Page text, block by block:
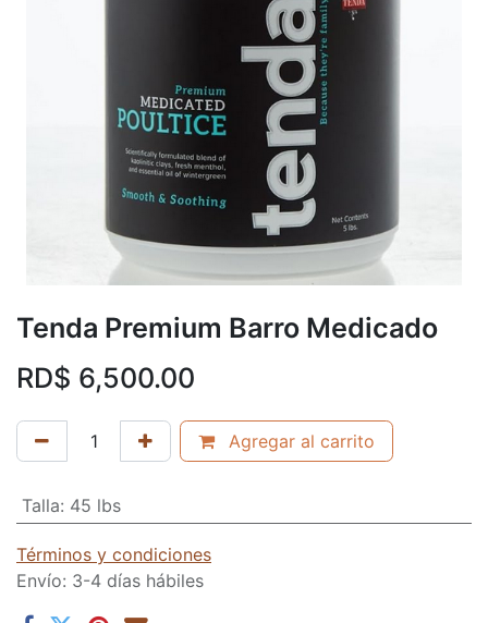
Tenda Premium Barro Medicado
RD$ 6,500.00
Agregar al carrito
Talla: 45 lbs
Términos y condiciones
Envío: 3-4 días hábiles